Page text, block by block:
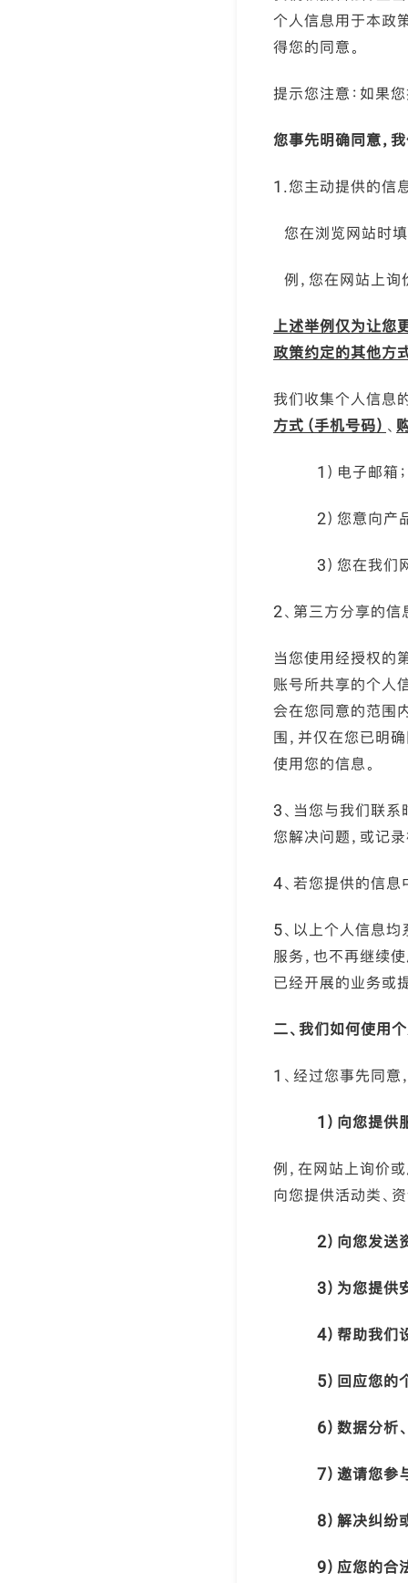
个人信息用于本政
得您的同意。
提示您注意：如果
您事先明确同意，
1.您主动提供的信
您在浏览网站时填
例，您在网站上询
上述举例仅为让您
政策约定的其他方
我们收集个人信息
方式（手机号码） 、
1）电子邮箱；
2）您意向产
3）您在我们
2、第三方分享的信
当您使用经授权的
账号所共享的个人
会在您同意的范围
围，并仅在您已明
使用您的信息。
3、当您与我们联
您解决问题，或记
4、若您提供的信息
5、以上个人信息
服务，也不再继续
已经开展的业务或
二、我们如何使用
1、经过您事先同意
1 ）向您提供
例，在网站上询价
向您提供活动类、
2）向您发送
3）为您提供
4）帮助我们
5）回应您的
6）数据分析
7）邀请您参
8）解决纠纷
9）应您的合